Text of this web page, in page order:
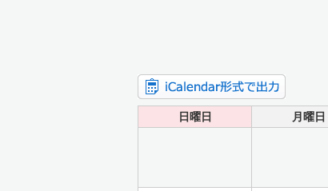
日曜日 月曜日